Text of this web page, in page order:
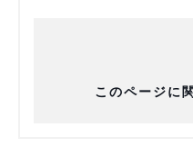
このページに